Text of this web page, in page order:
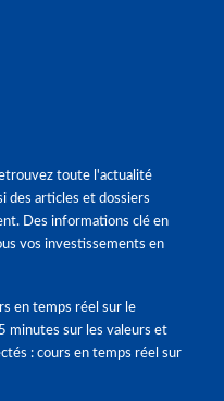
toute l'actualité
des articles et dossiers
Des informations clé en
vos investissements en
en temps réel sur le
minutes sur les valeurs et
: cours en temps réel sur